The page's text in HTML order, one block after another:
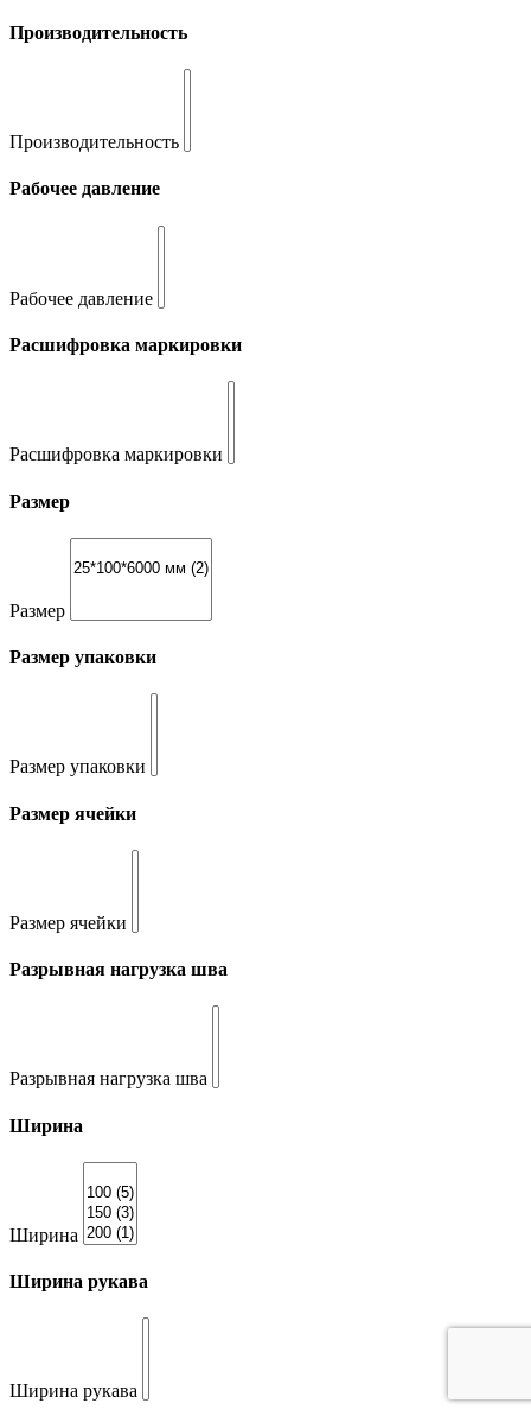
Производительность
Производительность
Рабочее давление
Рабочее давление
Расшифровка маркировки
Расшифровка маркировки
Размер
Размер
Размер упаковки
Размер упаковки
Размер ячейки
Размер ячейки
Разрывная нагрузка шва
Разрывная нагрузка шва
Ширина
Ширина
Ширина рукава
Ширина рукава